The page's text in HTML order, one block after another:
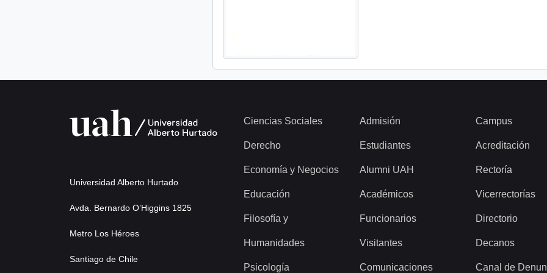
Universidad Alberto Hurtado
Avda. Bernardo O’Higgins 1825
Metro Los Héroes
Santiago de Chile
Ciencias Sociales
Derecho
Economía y Negocios
Educación
Filosofía y
Humanidades
Psicología
Admisión
Estudiantes
Alumni UAH
Académicos
Funcionarios
Visitantes
Comunicaciones
Campus
Acreditación
Rectoría
Vicerrectorías
Directorio
Decanos
Canal de